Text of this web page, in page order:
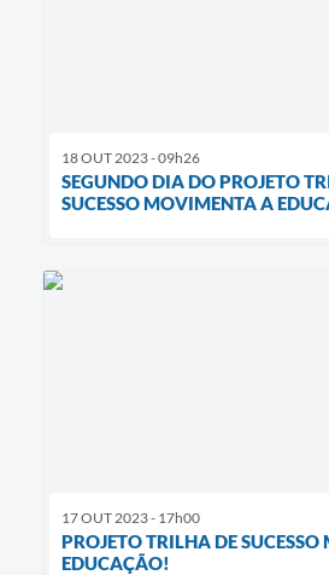
18 OUT 2023 - 09h26
SEGUNDO DIA DO PROJETO
SUCESSO MOVIMENTA A
17 OUT 2023 - 17h00
PROJETO TRILHA DE
EDUCAÇÃO!